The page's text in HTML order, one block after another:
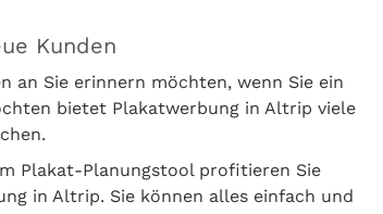
Kunden
an Sie erinnern möchten, wenn Sie ein
bietet Plakatwerbung in Altrip viele
Plakat-Planungstool profitieren Sie
in Altrip. Sie können alles einfach und